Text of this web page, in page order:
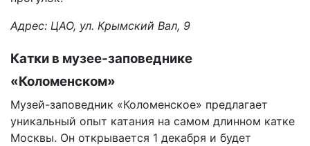
Адрес: ЦАО, ул. Крымский Вал, 9
Катки в музее-заповеднике
«Коломенском»
Музей-заповедник «Коломенское» предлагает
уникальный опыт катания на самом длинном катке
Москвы. Он открывается 1 декабря и будет